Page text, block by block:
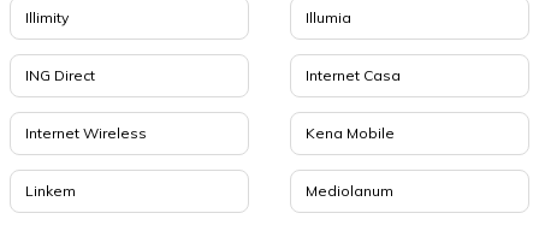
Illimity Illumia
ING Direct Internet Casa
Internet Wireless Kena Mobile
Linkem Mediolanum